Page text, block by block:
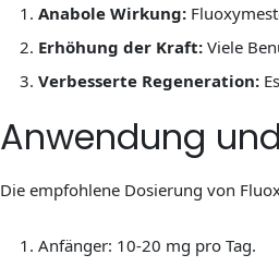
Anabole Wirkung:
Erhöhung der Kraft: Viele
Verbesserte Regeneration:
Anwendung
Die empfohlene Dosierung von
Anfänger: 10-20 mg pro Tag.